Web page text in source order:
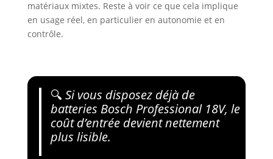
matériaux mixtes. Reste à voir ce que cela implique
en usage réel, en particulier en autonomie et en
contrôle.
🔍 Si vous disposez déjà de
batteries Bosch Professional 18V, le
coût d’entrée devient nettement
plus lisible.